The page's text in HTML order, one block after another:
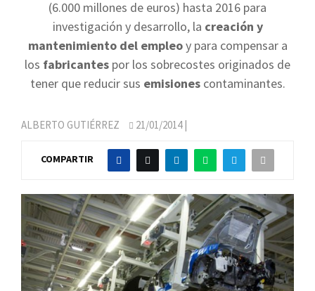
(6.000 millones de euros) hasta 2016 para
investigación y desarrollo, la creación y
mantenimiento del empleoy para compensar a
los fabricantes por los sobrecostes originados de
tener que reducir sus emisionescontaminantes.
ALBERTO GUTIÉRREZ 21/01/2014|
COMPARTIR